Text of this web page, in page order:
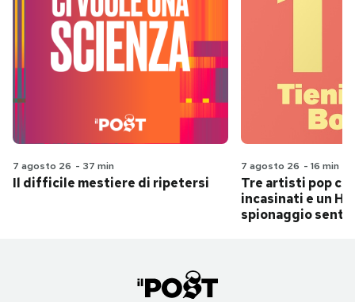
7 agosto 26 - 37 min
Il difficile mestiere di ripetersi
7 agosto 26 - 16 min
Tre artisti pop
incasinati e un
spionaggio